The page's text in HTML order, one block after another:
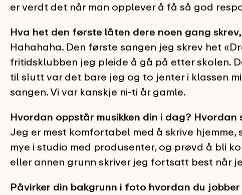
er verdt det når man opplever å få så god
Hva het den første låten dere noen gang
Hahahaha. Den første sangen jeg skrev het
fritidsklubben jeg pleide å gå på etter skolen.
til slutt var det bare jeg og to jenter i klassen
sangen. Vi var kanskje ni-ti år gamle.
Hvordan oppstår musikken din i dag? Hvordan
Jeg er mest komfortabel med å skrive
mye i studio med produsenter, og prøvd å bli
eller annen grunn skriver jeg fortsatt best når
Påvirker din bakgrunn i foto hvordan du jobber